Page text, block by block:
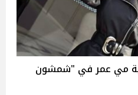
مي عمر في "شمشون